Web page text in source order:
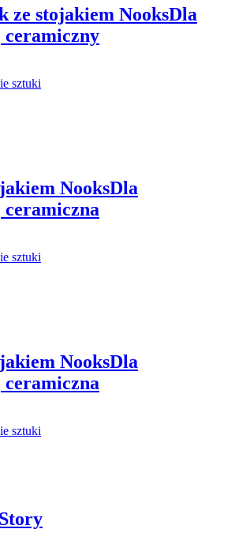
ze stojakiem NooksDla
ceramiczny
sztuki
NooksDla
ceramiczna
sztuki
NooksDla
ceramiczna
sztuki